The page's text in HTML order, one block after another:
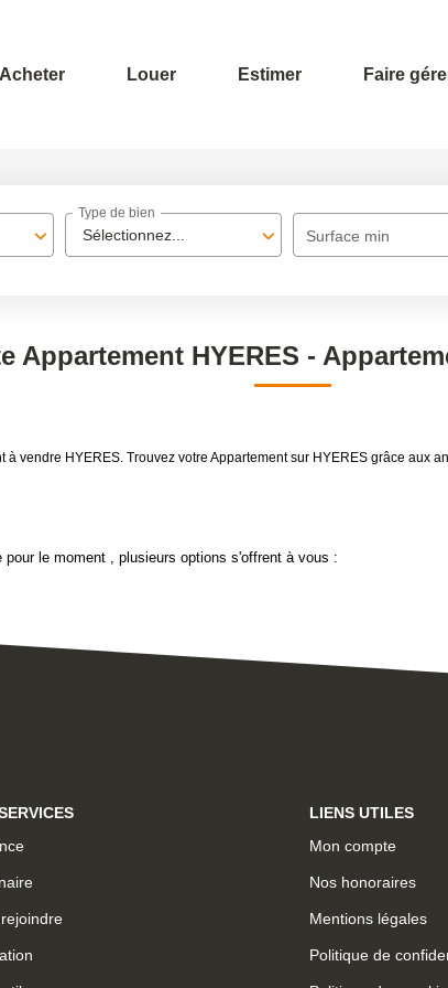
Acheter Louer Estimer Faire
Sélectionnez...
Type de bien
Surface min
Appartement HYERES -
vendre HYERES. Trouvez votre Appartement sur HYERES grâce aux
le moment , plusieurs options s'offrent à vous :
LIENS UTILES
Mon compte
Nos honoraires
Mentions légales
Politique de